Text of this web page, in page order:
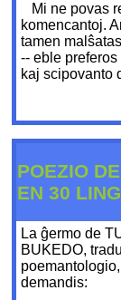
Mi ne povas
komencantoj.
tamen
-- eble
kaj scipovanto
POEZIO
EN 30
La ĝermo de
BUKEDO,
demandis: